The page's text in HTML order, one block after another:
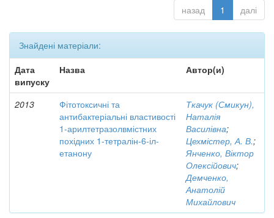
назад 1 далі
Знайдені матеріали:
Дата
випуску
Назва Автор(и)
2013
Фітотоксичні та
антибактеріальні властивості
1-арилтетразолвмістних
похідних 1-тетралін-6-іл-
етанону
Ткачук (Смикун),
Наталія
Василівна;
Цехмістер, А. В.;
Янченко, Віктор
Олексійович;
Демченко,
Анатолій
Михайлович